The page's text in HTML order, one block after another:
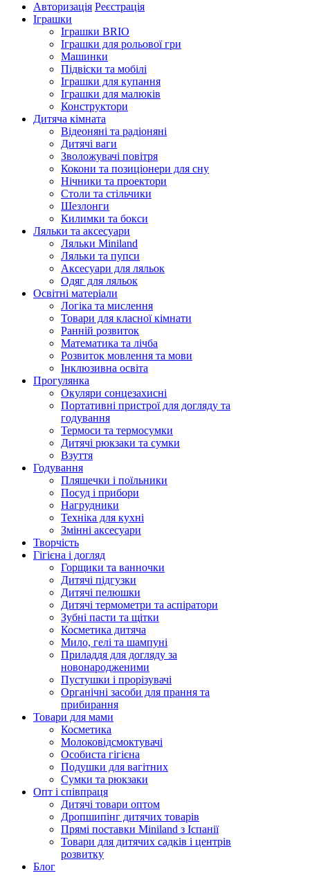
Авторизація Реєстрація
Іграшки
Іграшки BRIO
Іграшки для рольової гри
Машинки
Підвіски та мобілі
Іграшки для купання
Іграшки для малюків
Конструктори
Дитяча кімната
Відеоняні та радіоняні
Дитячі ваги
Зволожувачі повітря
Кокони та позиціонери для сну
Нічники та проектори
Столи та стільчики
Шезлонги
Килимки та бокси
Ляльки та аксесуари
Ляльки Miniland
Ляльки та пупси
Аксесуари для ляльок
Одяг для ляльок
Освітні матеріали
Логіка та мислення
Товари для класної кімнати
Ранній розвиток
Математика та лічба
Розвиток мовлення та мови
Інклюзивна освіта
Прогулянка
Окуляри сонцезахисні
Портативні пристрої для догляду та
годування
Термоси та термосумки
Дитячі рюкзаки та сумки
Взуття
Годування
Пляшечки і поїльники
Посуд і прибори
Нагрудники
Техніка для кухні
Змінні аксесуари
Творчість
Гігієна і догляд
Горщики та ванночки
Дитячі підгузки
Дитячі пелюшки
Дитячі термометри та аспіратори
Зубні пасти та щітки
Косметика дитяча
Мило, гелі та шампуні
Приладдя для догляду за
новонародженими
Пустушки і прорізувачі
Органічні засоби для прання та
прибирання
Товари для мами
Косметика
Молоковідсмоктувачі
Особиста гігієна
Подушки для вагітних
Сумки та рюкзаки
Опт і співпраця
Дитячі товари оптом
Дропшипінг дитячих товарів
Прямі поставки Miniland з Іспанії
Товари для дитячих садків і центрів
розвитку
Блог